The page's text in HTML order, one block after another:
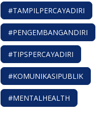
#TAMPILPERCAYADIRI
#PENGEMBANGANDIRI
#TIPSPERCAYADIRI
#KOMUNIKASIPUBLIK
#MENTALHEALTH